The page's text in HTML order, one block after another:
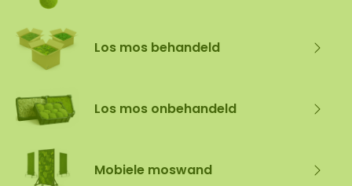
Los mos behandeld
Los mos onbehandeld
Mobiele moswand